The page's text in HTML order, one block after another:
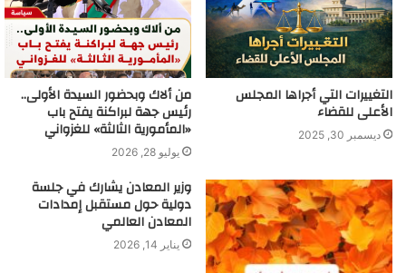
التغييرات التي أجراها المجلس
الأعلى للقضاء
ديسمبر 30, 2025
من ألاك وبحضور السيدة الأولى..
رئيس جهة لبراكنة يفتح باب
«المأمورية الثالثة» للغزواني
يوليو 28, 2026
وزير المعادن يشارك في جلسة
دولية حول مستقبل إمدادات
المعادن العالمي
يناير 14, 2026